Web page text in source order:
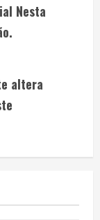
Nesta
altera